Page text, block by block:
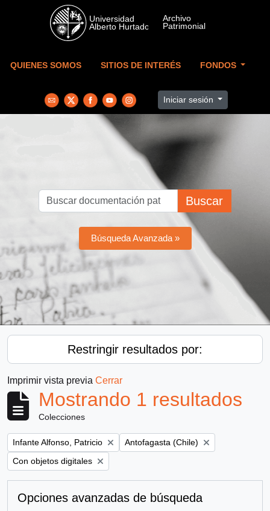
Skip to main content
QUIENES SOMOS SITIOS DE INTERÉS FONDOS
Iniciar sesión
Buscar
Búsqueda Avanzada »
Restringir resultados por:
Imprimir vista previa Cerrar
Mostrando 1 resultados
Colecciones
Remove filter:
Infante Alfonso, Patricio Remove filter:
Antofagasta (Chile)
Remove filter:
Con objetos digitales
Opciones avanzadas de búsqueda